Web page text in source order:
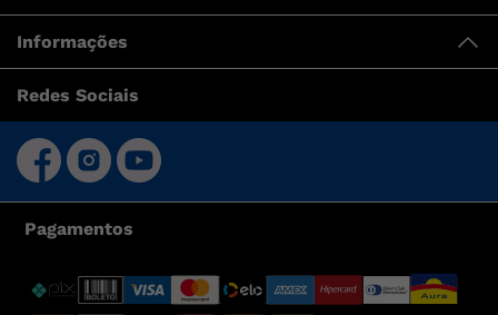
Informações
Redes Sociais
Pagamentos